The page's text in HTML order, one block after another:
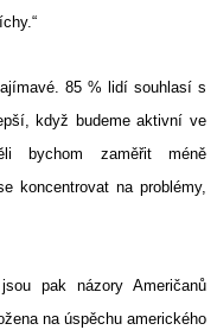
85 % lidí souhlasí s
když budeme aktivní ve
bychom zaměřit méně
koncentrovat na problémy,
pak názory Američanů
na úspěchu amerického